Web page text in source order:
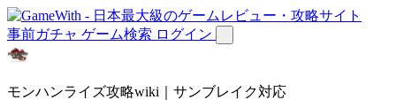
事前ガチャ ゲーム検索 ログイン
モンハンライズ攻略wiki｜サンブレイク対応